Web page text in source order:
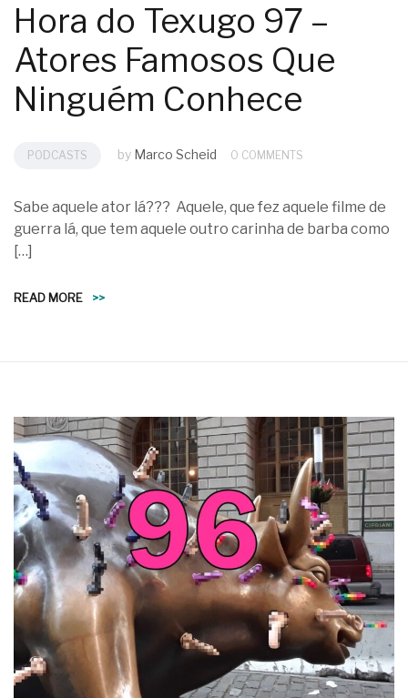
Hora do Texugo 97 –
Atores Famosos Que
Ninguém Conhece
PODCASTS by Marco Scheid 0 COMMENTS
Sabe aquele ator lá??? Aquele, que fez aquele filme de
guerra lá, que tem aquele outro carinha de barba como
[…]
READ MORE >>